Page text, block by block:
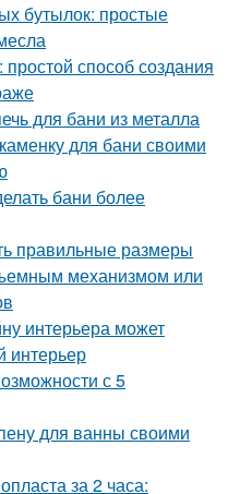
бутылок: простые
способ создания
для бани из металла
для бани своими
бани более
правильные размеры
механизмом или
интерьера может
интерьер
с 5
для ванны своими
за 2 часа: